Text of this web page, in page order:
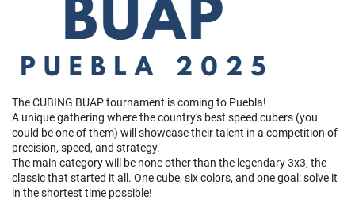
The CUBING BUAP tournament is coming to Puebla!
A unique gathering where the country's best speed cubers (you
could be one of them) will showcase their talent in a competition of
precision, speed, and strategy.
The main category will be none other than the legendary 3x3, the
classic that started it all. One cube, six colors, and one goal: solve it
in the shortest time possible!